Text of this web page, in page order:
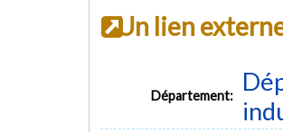
Un lien
Département: